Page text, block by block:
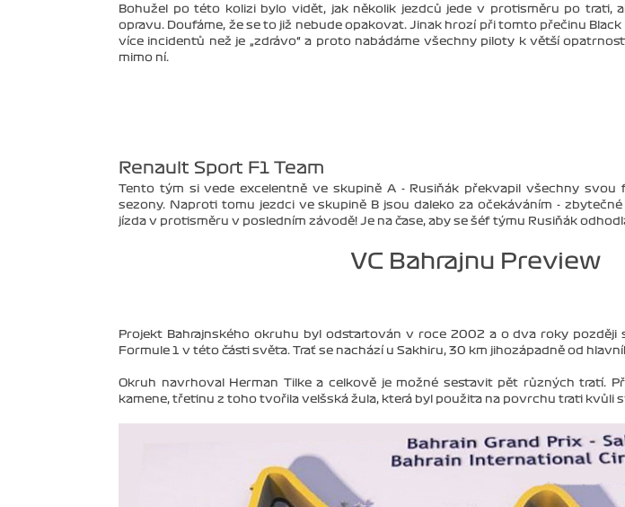
Bohužel po této kolizi bylo vidět, jak několik jezdců jede v protisměru po trati,
opravu. Doufáme, že se to již nebude opakovat. Jinak hrozí při tomto přečinu Black
více incidentů než je „zdrávo“ a proto nabádáme všechny piloty k větší
mimo ní.
Renault Sport F1 Team
Tento tým si vede excelentně ve skupině A - Rusiňák překvapil všechny
sezony. Naproti tomu jezdci ve skupině B jsou daleko za očekáváním -
jízda v protisměru v posledním závodě! Je na čase, aby se šéf týmu Rusiňák
VC Bahrajnu Preview
Projekt Bahrajnského okruhu byl odstartován v roce 2002 a o dva roky později
Formule 1 v této části světa. Trať se nachází u Sakhiru, 30 km jihozápadně od
Okruh navrhoval Herman Tilke a celkově je možné sestavit pět různých tratí.
kamene, třetinu z toho tvořila velšská žula, která byl použita na povrchu trati kvůli